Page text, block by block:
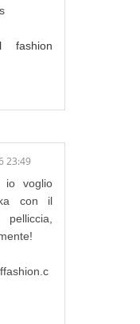
fashion
23:49
io voglio
con il